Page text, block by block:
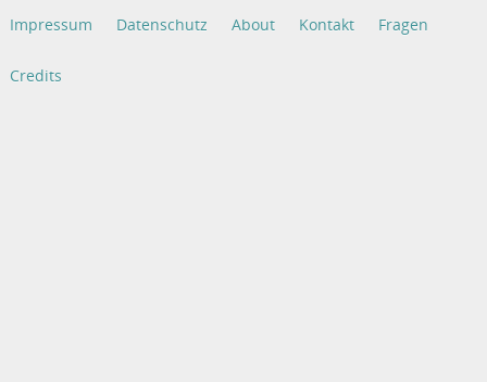
Impressum Datenschutz About Kontakt Fragen
Credits